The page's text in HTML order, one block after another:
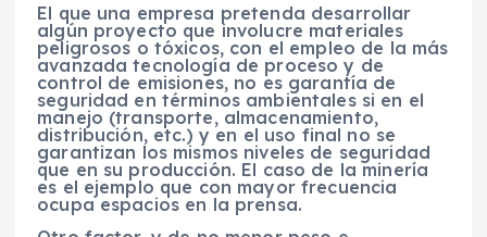
El que una empresa pretenda desarrollar
algún proyecto que involucre materiales
peligrosos o tóxicos, con el empleo de la más
avanzada tecnología de proceso y de
control de emisiones, no es garantía de
seguridad en términos ambientales si en el
manejo (transporte, almacenamiento,
distribución, etc.) y en el uso final no se
garantizan los mismos niveles de seguridad
que en su producción. El caso de la minería
es el ejemplo que con mayor frecuencia
ocupa espacios en la prensa.